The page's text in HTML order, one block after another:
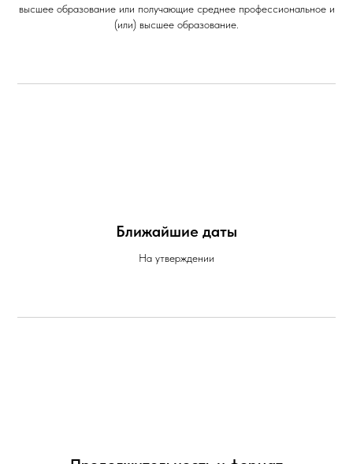
высшее образование или получающие среднее профессиональное и
(или) высшее образование.
Ближайшие даты
На утверждении